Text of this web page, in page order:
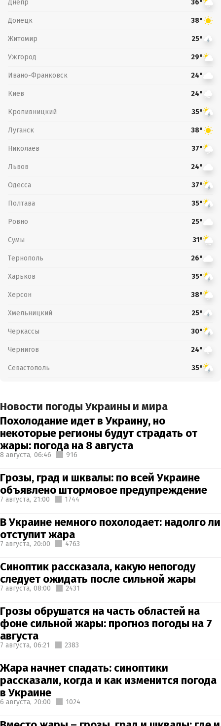
Днепр 36°
Донецк 38°
Житомир 25°
Ужгород 29°
Ивано-Франковск 24°
Киев 24°
Кропивницкий 35°
Луганск 38°
Николаев 37°
Львов 24°
Одесса 37°
Полтава 35°
Ровно 25°
Сумы 31°
Тернополь 26°
Харьков 35°
Херсон 38°
Хмельницкий 25°
Черкассы 30°
Чернигов 24°
Севастополь 35°
Новости погоды Украины и мира
Похолодание идет в Украину, но
некоторые регионы будут страдать от
жары: погода на 8 августа
8 августа, 06:46 916
Грозы, град и шквалы: по всей Украине
объявлено штормовое предупреждение
7 августа, 21:00 1744
В Украине немного похолодает: надолго ли
отступит жара
7 августа, 20:00 4763
Синоптик рассказала, какую непогоду
следует ожидать после сильной жары
7 августа, 08:00 2431
Грозы обрушатся на часть областей на
фоне сильной жары: прогноз погоды на 7
августа
7 августа, 06:21 2383
Жара начнет спадать: синоптики
рассказали, когда и как изменится погода
в Украине
6 августа, 20:00 1024